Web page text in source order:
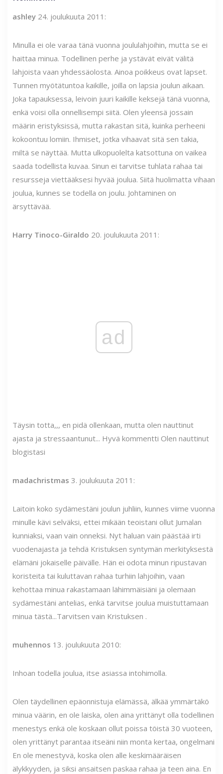
ashley 24. joulukuuta 2011:
Minulla ei ole varaa tänä vuonna joululahjoihin, mutta se ei
haittaa minua. Todellinen perhe ja ystävät eivät välitä
lahjoista vaan yhdessäolosta. Ainoa poikkeus ovat lapset.
Tunnen myötätuntoa kaikille, joilla on lapsia joulun aikaan.
Joka tapauksessa, leivoin juuri kaikille keksejä tänä vuonna,
enkä voisi olla onnellisempi siitä. Olen yleensä jossain
määrin eristyksissä, mutta rakastan sitä, kuinka perheeni
kokoontuu lomiin. Ihmiset, jotka vihaavat sitä sen takia,
miltä se näyttää. Mutta ulkopuolelta katsottuna on vaikea
saada todellista kuvaa. Sinun ei tarvitse tuhlata rahaa tai
resursseja viettääksesi hyvää joulua. Siitä huolimatta vihaan
joulua, kunnes se todella on joulu. Johtaminen on
ärsyttävää.
Harry Tinoco-Giraldo 20. joulukuuta 2011:
ad
Täysin totta,,, en pidä ollenkaan, mutta olen nauttinut
ajasta ja stressaantunut... Hyvä kommentti Olen nauttinut
blogistasi
madachristmas 3. joulukuuta 2011:
Laitoin koko sydämestäni joulun juhliin, kunnes viime vuonna
minulle kävi selväksi, ettei mikään teoistani ollut Jumalan
kunniaksi, vaan vain onneksi. Nyt haluan vain päästää irti
vuodenajasta ja tehdä Kristuksen syntymän merkityksestä
elämäni jokaiselle päivälle. Hän ei odota minun ripustavan
koristeita tai kuluttavan rahaa turhiin lahjoihin, vaan
kehottaa minua rakastamaan lähimmäisiäni ja olemaan
sydämestäni antelias, enkä tarvitse joulua muistuttamaan
minua tästä...Tarvitsen vain Kristuksen .
muhennos 13. joulukuuta 2010:
Inhoan todella joulua, itse asiassa intohimolla.
Olen täydellinen epäonnistuja elämässä, älkää ymmärtäkö
minua väärin, en ole laiska, olen aina yrittänyt olla todellinen
menestys enkä ole koskaan ollut poissa töistä 30 vuoteen,
olen yrittänyt parantaa itseäni niin monta kertaa, ongelmani
En ole menestyvä, koska olen alle keskimääräisen
älykkyyden, ja siksi ansaitsen paskaa rahaa ja teen aina. En